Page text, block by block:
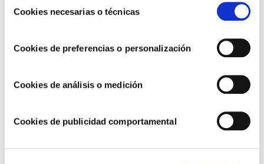
COOKIES.
deCookies necesarias o técnicas
Cookies de preferencias o personalización
Cookies de análisis o medición
Cookies de publicidad comportamental